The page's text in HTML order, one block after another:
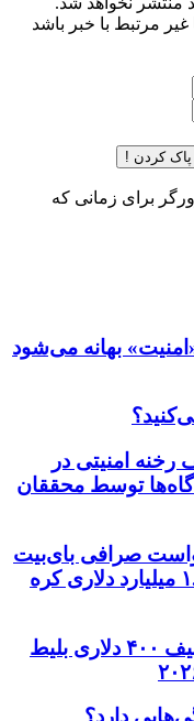
مرتبط با خبر باشد
پاک کردن !
برای زمانی که
بهانه می‌شود
امنیتی در
توسط محققان
صرافی بای‌بیت
برای ردیابی دارایی‌های هک ۱.۵ میلیارد دلاری کره
فرصت استثنایی: دریافت تخفیف ۴۰۰ دلاری بلیط
دارد؟